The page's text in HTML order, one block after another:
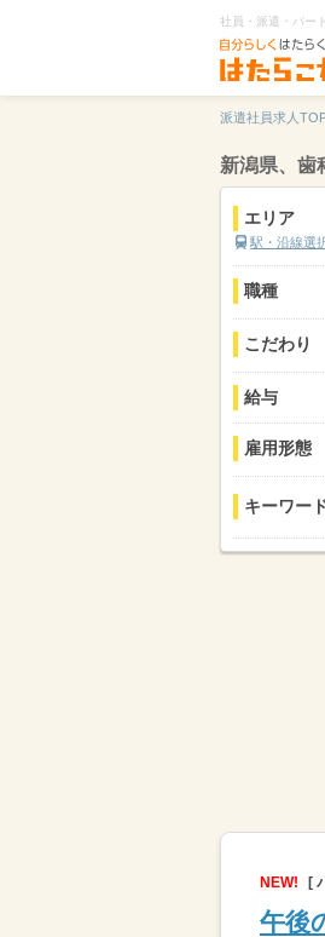
社員・派遣・パー
派遣社員求人
新潟県、歯
エリア
駅・沿線選
職種
こだわり
給与
雇用形態
キーワー
NEW! [
午後